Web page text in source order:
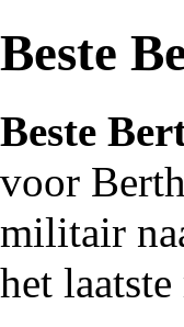
Beste
Beste
voor
militair
het